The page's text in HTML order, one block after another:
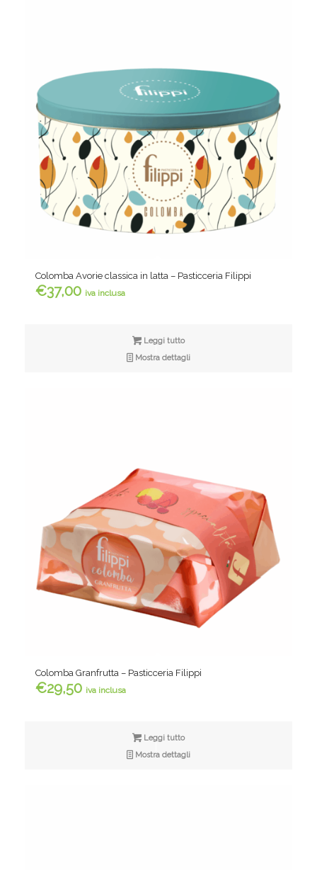
Colomba Avorie classica in latta – Pasticceria Filippi
€37,00 iva inclusa
Leggi tutto
Mostra dettagli
Colomba Granfrutta – Pasticceria Filippi
€29,50 iva inclusa
Leggi tutto
Mostra dettagli